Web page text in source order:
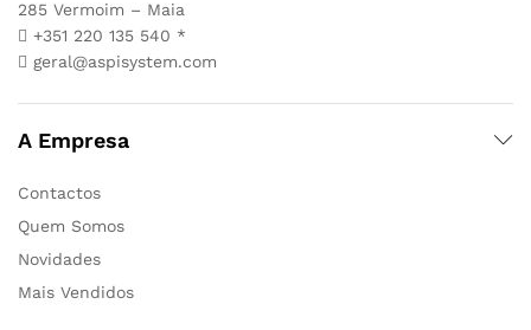
285 Vermoim – Maia
+351 220 135 540 *
geral@aspisystem.com
A Empresa
Contactos
Quem Somos
Novidades
Mais Vendidos